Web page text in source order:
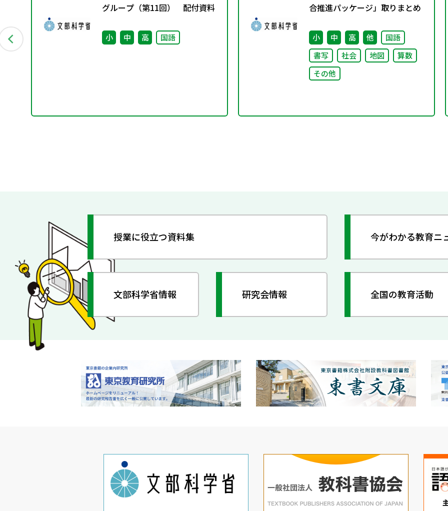
グループ（第11回） 配付資料
小 中 高 国語
合推進パッケージ」取りまとめ
小 中 高 他
国語
書写
社会 地図
算数
その他
授業に役立つ資料集 今がわかる教育ニ
文部科学省情報 研究会情報 全国の教育活動